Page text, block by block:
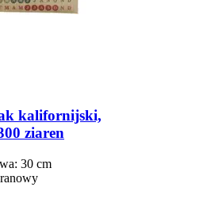
kalifornijski,
ziaren
30 cm